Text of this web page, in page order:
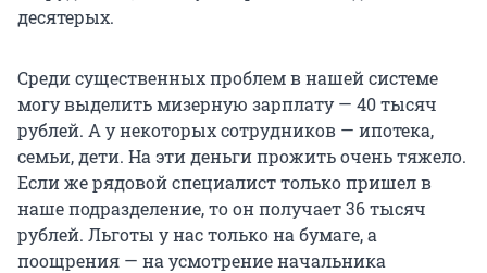
десятерых.
Среди существенных проблем в нашей системе
могу выделить мизерную зарплату — 40 тысяч
рублей. А у некоторых сотрудников — ипотека,
семьи, дети. На эти деньги прожить очень тяжело.
Если же рядовой специалист только пришел в
наше подразделение, то он получает36 тысяч
рублей. Льготы у нас только на бумаге, а
поощрения — на усмотрение начальника